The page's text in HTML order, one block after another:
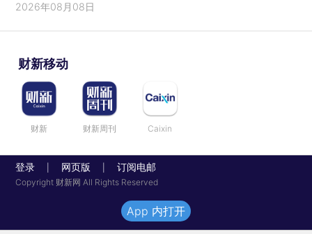
2026年08月08日
财新移动
财新 财新周刊 Caixin
登录 网页版 订阅电邮
Copyright 财新网 All Rights Reserved
App 内打开